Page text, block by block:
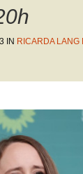
IN RICARDA LANG